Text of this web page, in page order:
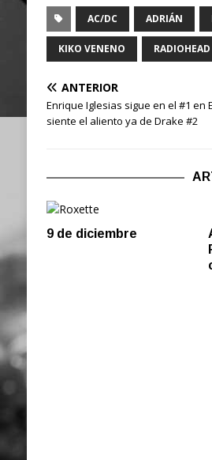
AC/DC ADRIÁN
KIKO VENENO RADIOHEAD
ANTERIOR
Enrique Iglesias sigue en el #1 en
siente el aliento ya de Drake #2
9 de diciembre